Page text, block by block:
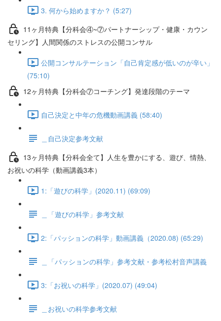
3. 何から始めますか？ (5:27)
11ヶ月特典【分科会④~⑦パートナーシップ・健康・カウン
セリング】人間関係のストレスの公開コンサル
公開コンサルテーション「自己肯定感が低いのが辛い」
(75:10)
12ヶ月特典【分科会⑦コーチング】発達段階のテーマ
自己決定と中年の危機動画講義 (58:40)
＿自己決定参考文献
13ヶ月特典【分科会全て】人生を豊かにする、遊び、情熱、
お祝いの科学（動画講義3本）
1:「遊びの科学」(2020.11) (69:09)
＿「遊びの科学」参考文献
2:「パッションの科学」動画講義（2020.08) (65:29)
＿「パッションの科学」参考文献・参考松村音声講義
3:「お祝いの科学」(2020.07) (49:04)
＿お祝いの科学参考文献